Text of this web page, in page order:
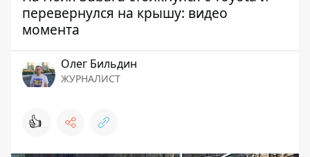
перевернулся на крышу: видео
момента
Олег Бильдин
ЖУРНАЛИСТ
👍